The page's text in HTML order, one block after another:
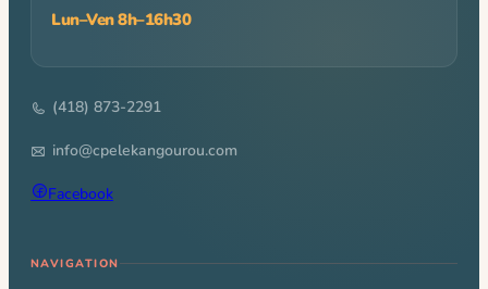
Lun–Ven 8h–16h30
(418) 873-2291
info@cpelekangourou.com
Facebook
NAVIGATION